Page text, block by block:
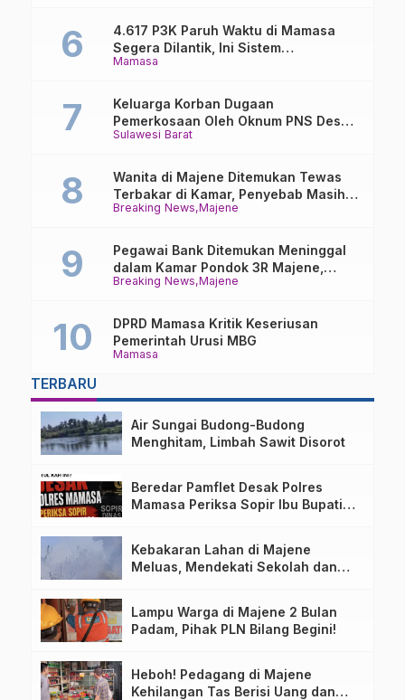
Mamasa
4.617 P3K Paruh Waktu di Mamasa
Segera Dilantik, Ini Sistem
Penggajiannya!
Sulawesi Barat
Keluarga Korban Dugaan
Pemerkosaan Oleh Oknum PNS Desak
Transparansi Kejari Mamasa
Breaking News Majene
Wanita di Majene Ditemukan Tewas
Terbakar di Kamar, Penyebab Masih
Misterius
Breaking News Majene
Pegawai Bank Ditemukan Meninggal
dalam Kamar Pondok 3R Majene,
Polisi Lakukan Penyelidikan
Mamasa
DPRD Mamasa Kritik Keseriusan
Pemerintah Urusi MBG
TERBARU
Air Sungai Budong-Budong
Menghitam, Limbah Sawit Disorot
Beredar Pamflet Desak Polres
Mamasa Periksa Sopir Ibu Bupati
Kebakaran Lahan di Majene
Meluas, Mendekati Sekolah dan
Lampu Warga di Majene 2 Bulan
Padam, Pihak PLN Bilang Begini!
Heboh! Pedagang di Majene
Kehilangan Tas Berisi Uang dan